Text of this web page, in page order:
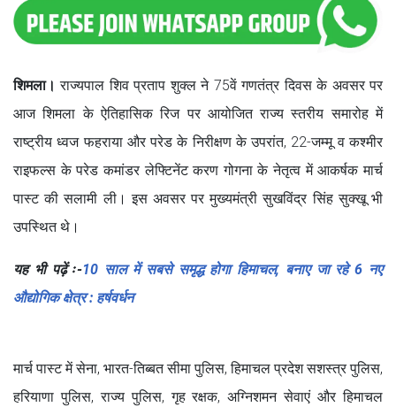
शिमला।राज्यपाल शिव प्रताप शुक्ल ने 75वें गणतंत्र दिवस के अवसर पर
आज शिमला के ऐतिहासिक रिज पर आयोजित राज्य स्तरीय समारोह में
राष्ट्रीय ध्वज फहराया और परेड के निरीक्षण के उपरांत, 22-जम्मू व कश्मीर
राइफल्स के परेड कमांडर लेफ्टिनेंट करण गोगना के नेतृत्व में आकर्षक मार्च
पास्ट की सलामी ली। इस अवसर पर मुख्यमंत्री सुखविंद्र सिंह सुक्खू भी
उपस्थित थे।
यह भी पढ़ें ः-10 साल में सबसे समृद्ध होगा हिमाचल, बनाए जा रहे 6 नए
औद्योगिक क्षेत्र : हर्षवर्धन
मार्च पास्ट में सेना, भारत-तिब्बत सीमा पुलिस, हिमाचल प्रदेश सशस्त्र पुलिस,
हरियाणा पुलिस, राज्य पुलिस, गृह रक्षक, अग्निशमन सेवाएं और हिमाचल